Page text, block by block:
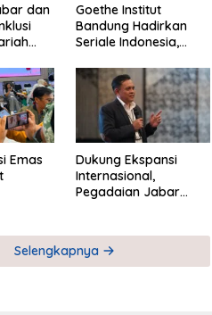
dan
Goethe Institut
Bandung Hadirkan
Seriale Indonesia,
Global Industri Serial
Emas
Dukung Ekspansi
Internasional,
Pegadaian Jabar
Pegadaian Timor
Leste
Selengkapnya